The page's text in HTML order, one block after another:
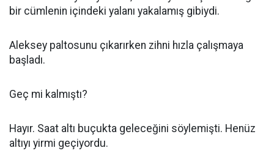
bir cümlenin içindeki yalanı yakalamış gibiydi.
Aleksey paltosunu çıkarırken zihni hızla çalışmaya
başladı.
Geç mi kalmıştı?
Hayır. Saat altı buçukta geleceğini söylemişti. Henüz
altıyı yirmi geçiyordu.